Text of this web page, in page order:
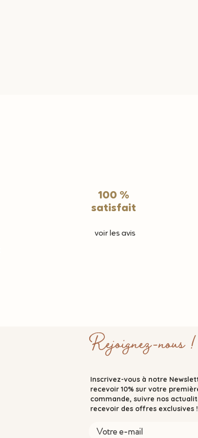
100 %
satisfait
voir les avis
Rejoignez-nous !
Inscrivez-vous à notre
recevoir 10% sur votre
commande, suivre nos
recevoir des offres exclusives !